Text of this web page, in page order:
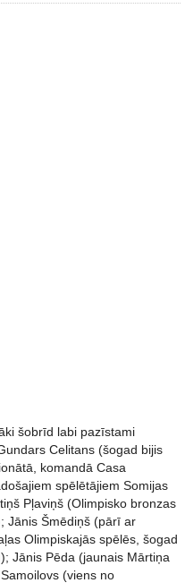
šobrīd labi pazīstami
Celitans (šogad bijis
komandā Casa
spēlētājiem Somijas
Pļaviņš (Olimpisko bronzas
Jānis Šmēdiņš (pārī ar
Olimpiskajās spēlēs, šogad
Jānis Pēda (jaunais Mārtiņa
(viens no